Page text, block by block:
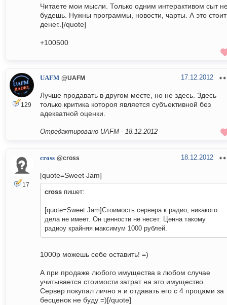
Читаете мои мысли. Только одним интерактивом сыт
будешь. Нужны программы, новости, чарты. А это стоит
денег..[/quote]
+100500
129
UAFM @UAFM 17.12.2012
Лучше продавать в другом месте, но не здесь. Здесь
только критика котороя является субъективной без
адекватной оценки.
Отредактировано UAFM - 18.12.2012
17
cross @cross 18.12.2012
[quote=Sweet Jam]
cross пишет:
[quote=Sweet Jam]Стоимость сервера к радио, никакого
дела не имеет. Он ценности не несет. Ценна такому
радиоу крайняя максимум 1000 рублей.
1000р можешь себе оставить! =)
А при продаже любого имущества в любом случае
учитывается стоимости затрат на это имущество...
Сервер покупал лично я и отдавать его с 4 процами за
бесценок не буду =)[/quote]